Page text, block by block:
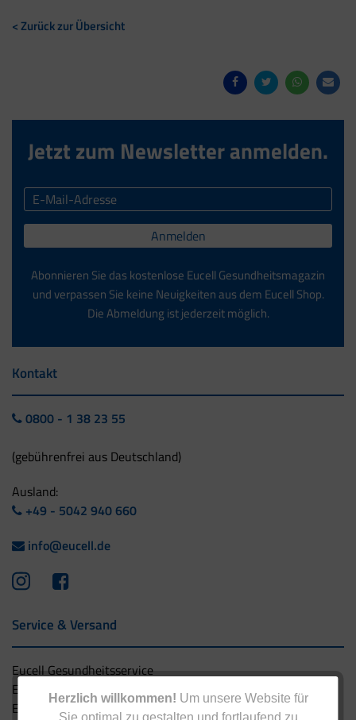
Herzlich willkommen! Um unsere Website für
Sie optimal zu gestalten und fortlaufend zu
< Zurück zur Übersicht
Jetzt zum Newsletter anmelden.
Anmelden
Abonnieren Sie das kostenlose Eucell Gesundheitsmagazin
und verpassen Sie keine Neuigkeiten aus dem Eucell Shop.
Die Abmeldung ist jederzeit möglich.
Kontakt
0800 - 1 38 23 55
(gebührenfrei aus Deutschland)
Ausland:
+49 - 5042 940 660
info@eucell.de
Service & Versand
Eucell Gesundheitsservice
Eucell Ernährungscoach
Eucell Fitness Coach